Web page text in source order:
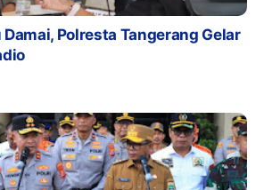
Polresta Tangerang Gelar